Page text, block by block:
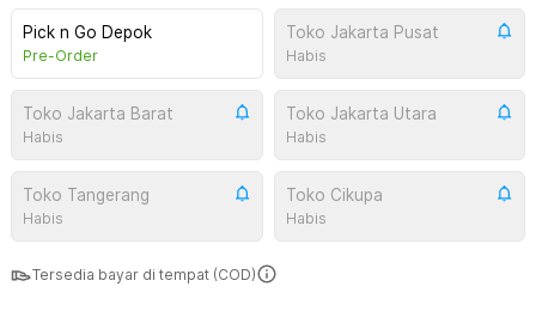
Pick n Go Depok
Pre-Order
Toko Jakarta Pusat
Habis
Toko Jakarta Barat
Habis
Toko Jakarta Utara
Habis
Toko Tangerang
Habis
Toko Cikupa
Habis
Tersedia bayar di tempat (COD)